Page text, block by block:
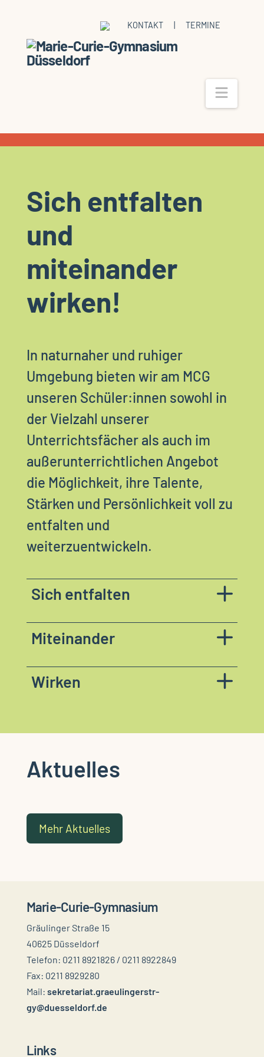
KONTAKT TERMINE
Sich entfalten
und
miteinander
wirken!
In naturnaher und ruhiger
Umgebung bieten wir am MCG
unseren Schüler:innen sowohl in
der Vielzahl unserer
Unterrichtsfächer als auch im
außerunterrichtlichen Angebot
die Möglichkeit, ihre Talente,
Stärken und Persönlichkeit voll zu
entfalten und
weiterzuentwickeln.
Sich entfalten
Miteinander
Wirken
Aktuelles
Mehr Aktuelles
Marie-Curie-Gymnasium
Gräulinger Straße 15
40625 Düsseldorf
Telefon: 0211 8921826 / 0211 8922849
Fax: 0211 8929280
Mail: sekretariat.graeulingerstr-
gy@duesseldorf.de
Links